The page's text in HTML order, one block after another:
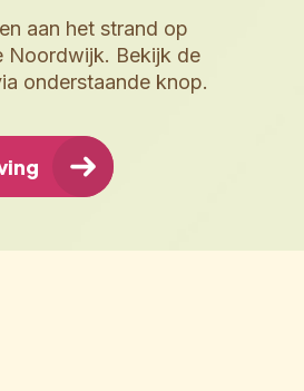
aan het strand op
Noordwijk. Bekijk de
onderstaande knop.